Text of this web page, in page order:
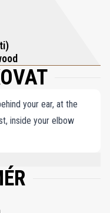
your ear, at the
inside your elbow
(WATER), BHT, ALPHA-
SALICYLATE,
COUMARIN,
LIMONENE,